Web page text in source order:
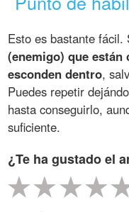
Esto es bastante
(enemigo) que están
esconden dentro,
Puedes repetir
hasta conseguirlo,
suficiente.
¿Te ha gustado el